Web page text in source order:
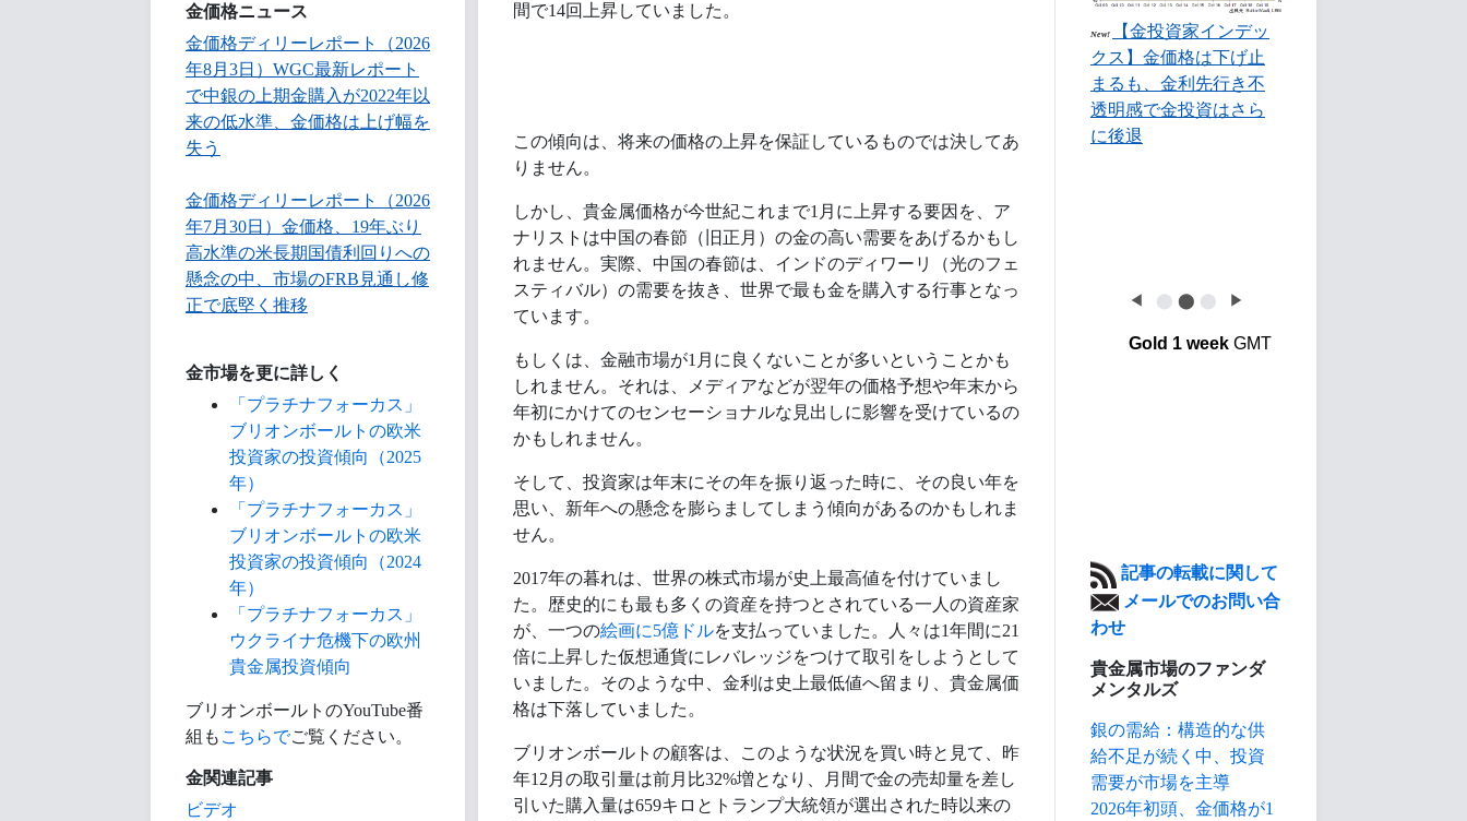
金価格ニュース
金価格ディリーレポート（2026
年8月3日）WGC最新レポート
で中銀の上期金購入が2022年以
来の低水準、金価格は上げ幅を
失う
金価格ディリーレポート（2026
年7月30日）金価格、19年ぶり
高水準の米長期国債利回りへの
懸念の中、市場のFRB見通し修
正で底堅く推移
金市場を更に詳しく
「プラチナフォーカス」
ブリオンボールトの欧米
投資家の投資傾向（2025
年）
「プラチナフォーカス」
ブリオンボールトの欧米
投資家の投資傾向（2024
年）
「プラチナフォーカス」
ウクライナ危機下の欧州
貴金属投資傾向
ブリオンボールトのYouTube番
組も こちらでご覧ください。
金関連記事
ビデオ
間で14回上昇していました。
この傾向は、将来の価格の上昇を保証しているものでは決してあ
りません。
しかし、貴金属価格が今世紀これまで1月に上昇する要因を、ア
ナリストは中国の春節（旧正月）の金の高い需要をあげるかもし
れません。実際、中国の春節は、インドのディワーリ（光のフェ
スティバル）の需要を抜き、世界で最も金を購入する行事となっ
ています。
もしくは、金融市場が1月に良くないことが多いということかも
しれません。それは、メディアなどが翌年の価格予想や年末から
年初にかけてのセンセーショナルな見出しに影響を受けているの
かもしれません。
そして、投資家は年末にその年を振り返った時に、その良い年を
思い、新年への懸念を膨らましてしまう傾向があるのかもしれま
せん。
2017年の暮れは、世界の株式市場が史上最高値を付けていまし
た。歴史的にも最も多くの資産を持つとされている一人の資産家
が、一つの絵画に5億ドルを支払っていました。人々は1年間に21
倍に上昇した仮想通貨にレバレッジをつけて取引をしようとして
いました。そのような中、金利は史上最低値へ留まり、貴金属価
格は下落していました。
ブリオンボールトの顧客は、このような状況を買い時と見て、昨
年12月の取引量は前月比32%増となり、月間で金の売却量を差し
引いた購入量は659キロとトランプ大統領が選出された時以来の
New!
【金投資家インデッ
クス】金価格は下げ止
まるも、金利先行き不
透明感で金投資はさら
に後退
◀ ⬤ ⬤ ⬤ ▶
Gold 1 weekGMT
記事の転載に関して
メールでのお問い合
わせ
貴金属市場のファンダ
メンタルズ
銀の需給：構造的な供
給不足が続く中、投資
需要が市場を主導
2026年初頭、金価格が1